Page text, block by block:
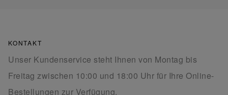
KONTAKT
Unser Kundenservice steht Ihnen von Montag bis
Freitag zwischen 10:00 und 18:00 Uhr für Ihre Online-
Bestellungen zur Verfügung.